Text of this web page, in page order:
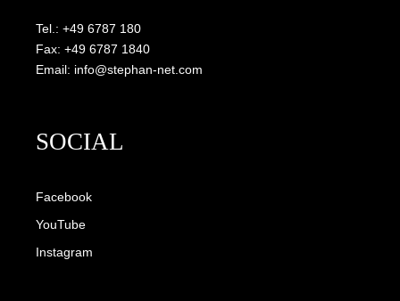
Tel.: +49 6787 180
Fax: +49 6787 1840
Email: info@stephan-net.com
SOCIAL
Facebook
YouTube
Instagram